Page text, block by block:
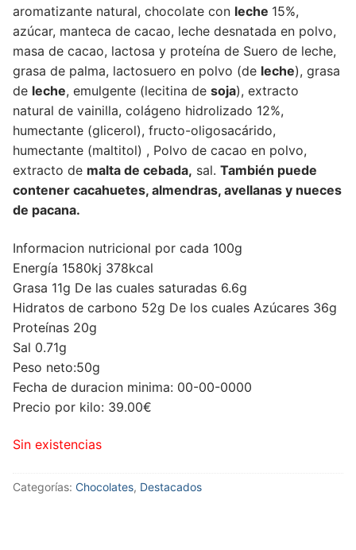
aromatizante natural, chocolate con leche 15%,
azúcar, manteca de cacao, leche desnatada en polvo,
masa de cacao, lactosa y proteína de Suero de leche,
grasa de palma, lactosuero en polvo (de leche), grasa
de leche, emulgente (lecitina de soja), extracto
natural de vainilla, colágeno hidrolizado 12%,
humectante (glicerol), fructo-oligosacárido,
humectante (maltitol) , Polvo de cacao en polvo,
extracto de malta de cebada, sal. También puede
contener cacahuetes, almendras, avellanas y nueces
de pacana.
Informacion nutricional por cada 100g
Energía 1580kj 378kcal
Grasa 11g De las cuales saturadas 6.6g
Hidratos de carbono 52g De los cuales Azúcares 36g
Proteínas 20g
Sal 0.71g
Peso neto:50g
Fecha de duracion minima: 00-00-0000
Precio por kilo: 39.00€
Sin existencias
Categorías: Chocolates, Destacados